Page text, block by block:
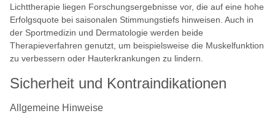
Lichttherapie liegen Forschungsergebnisse vor, die auf eine hohe
Erfolgsquote bei saisonalen Stimmungstiefs hinweisen. Auch in
der Sportmedizin und Dermatologie werden beide
Therapieverfahren genutzt, um beispielsweise die Muskelfunktion
zu verbessern oder Hauterkrankungen zu lindern.
Sicherheit und Kontraindikationen
Allgemeine Hinweise